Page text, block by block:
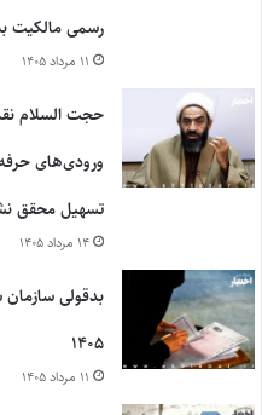
رسمی مالکیت
۱۱ مرداد ۱۴۰۵
حجت السلام
ورودی‌های
تسهیل محقق
۱۴ مرداد ۱۴۰۵
بدقولی
۱۴۰۵
۱۱ مرداد ۱۴۰۵